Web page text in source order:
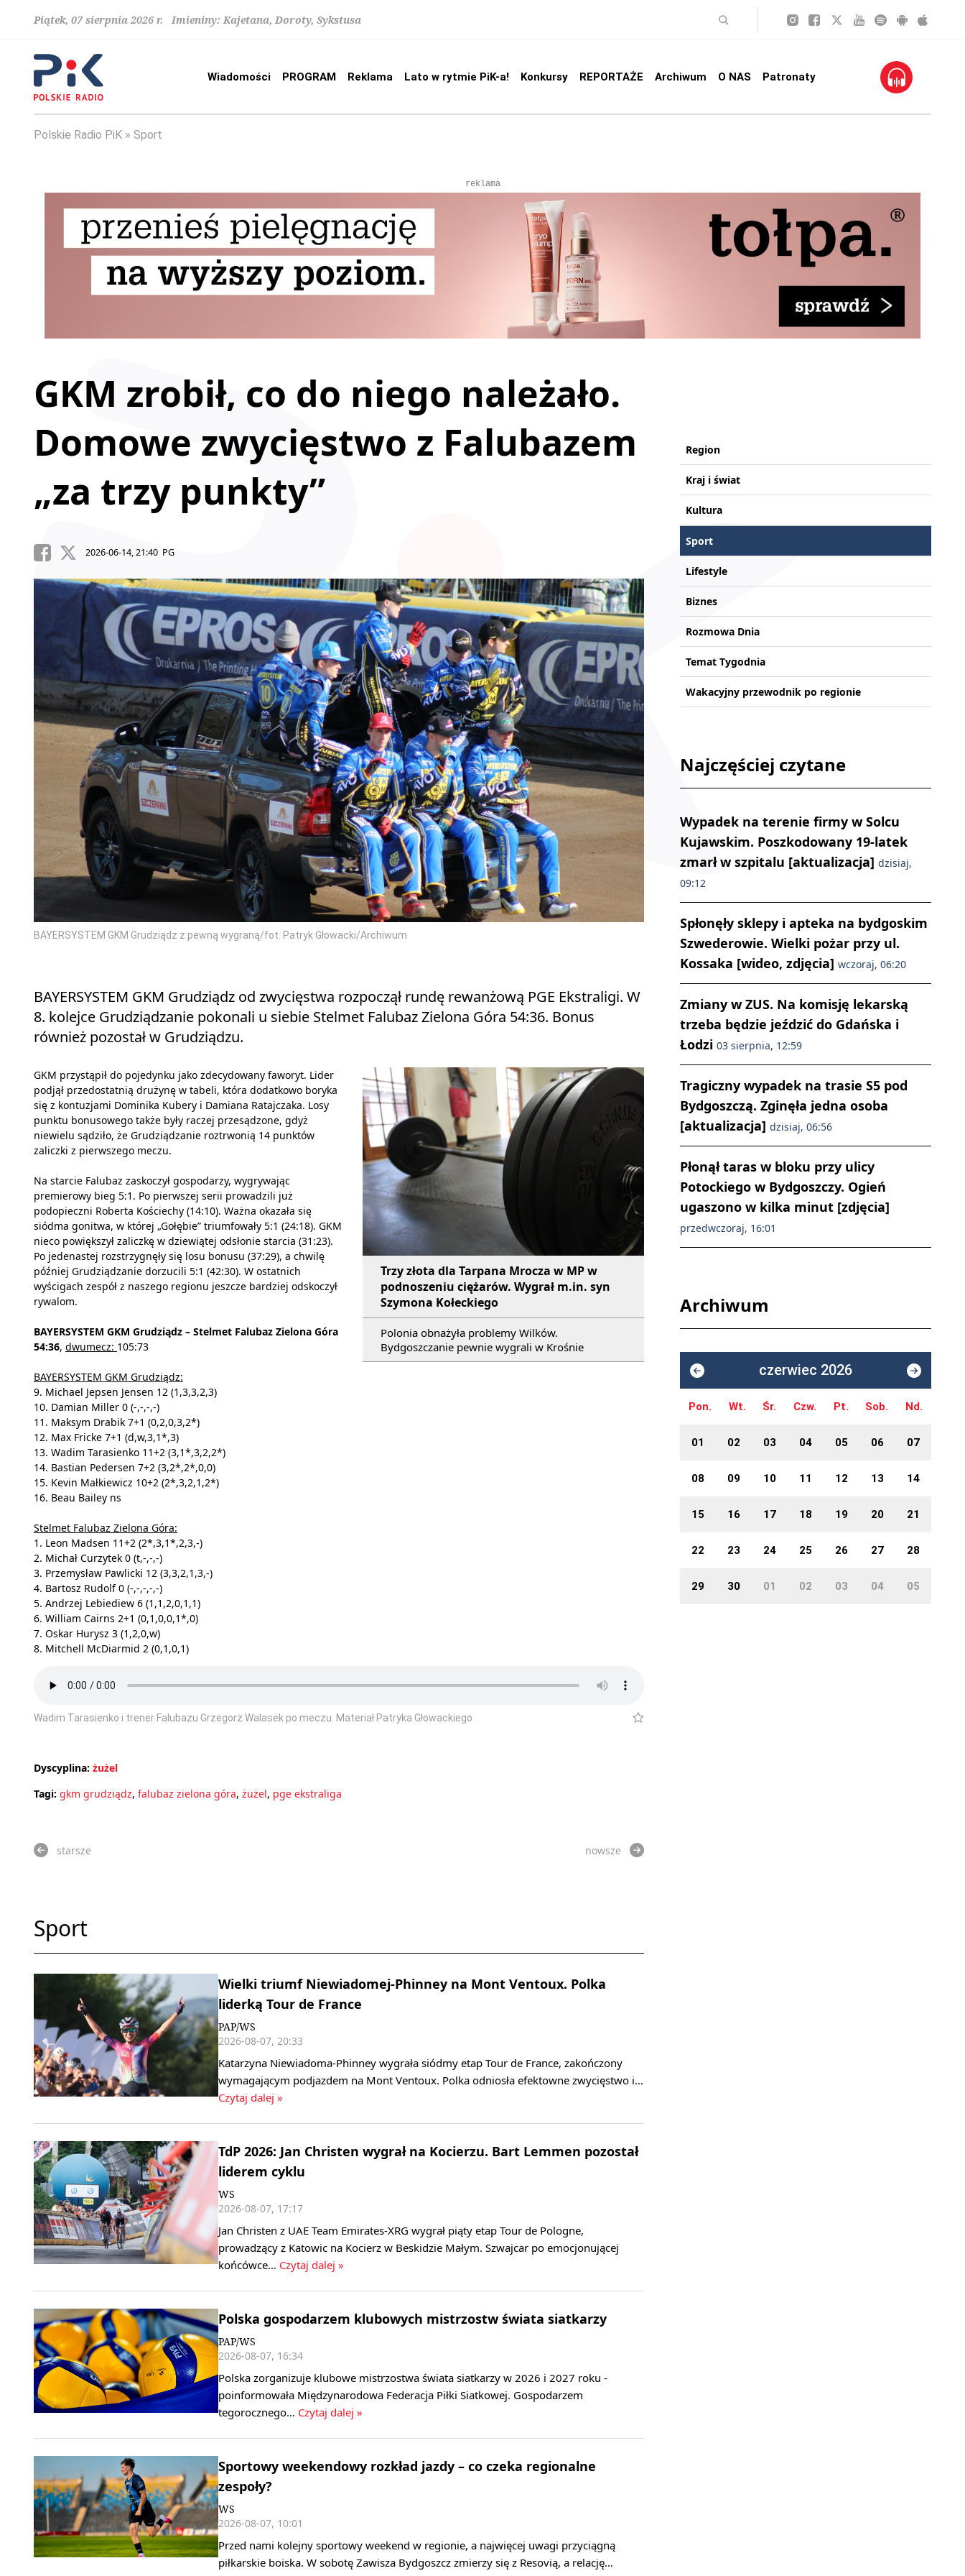
Piątek, 07 sierpnia 2026 r. Imieniny: Kajetana, Doroty, Sykstusa
Wiadomości PROGRAM Reklama Lato w rytmie PiK-a! Konkursy REPORTAŻE Archiwum O NAS Patronaty
Polskie Radio PiK Sport
reklama
GKM zrobił, co do niego należało.
Domowe zwycięstwo z Falubazem
„za trzy punkty”
2026-06-14, 21:40 PG
BAYERSYSTEM GKM Grudziądz z pewną wygraną/fot. Patryk Głowacki/Archiwum
BAYERSYSTEM GKM Grudziądz od zwycięstwa rozpoczął rundę rewanżową PGE Ekstraligi. W
8. kolejce Grudziądzanie pokonali u siebie Stelmet Falubaz Zielona Góra 54:36. Bonus
również pozostał w Grudziądzu.
Trzy złota dla Tarpana Mrocza w MP w
podnoszeniu ciężarów. Wygrał m.in. syn
Szymona Kołeckiego
Polonia obnażyła problemy Wilków.
Bydgoszczanie pewnie wygrali w Krośnie
GKM przystąpił do pojedynku jako zdecydowany faworyt. Lider
podjął przedostatnią drużynę w tabeli, która dodatkowo boryka
się z kontuzjami Dominika Kubery i Damiana Ratajczaka. Losy
punktu bonusowego także były raczej przesądzone, gdyż
niewielu sądziło, że Grudziądzanie roztrwonią 14 punktów
zaliczki z pierwszego meczu.
Na starcie Falubaz zaskoczył gospodarzy, wygrywając
premierowy bieg 5:1. Po pierwszej serii prowadzili już
podopieczni Roberta Kościechy (14:10). Ważna okazała się
siódma gonitwa, w której „Gołębie” triumfowały 5:1 (24:18). GKM
nieco powiększył zaliczkę w dziewiątej odsłonie starcia (31:23).
Po jedenastej rozstrzygnęły się losu bonusu (37:29), a chwilę
później Grudziądzanie dorzucili 5:1 (42:30). W ostatnich
wyścigach zespół z naszego regionu jeszcze bardziej odskoczył
rywalom.
BAYERSYSTEM GKM Grudziądz – Stelmet Falubaz Zielona Góra
54:36, dwumecz: 105:73
BAYERSYSTEM GKM Grudziądz:
9. Michael Jepsen Jensen 12 (1,3,3,2,3)
10. Damian Miller 0 (-,-,-,-)
11. Maksym Drabik 7+1 (0,2,0,3,2*)
12. Max Fricke 7+1 (d,w,3,1*,3)
13. Wadim Tarasienko 11+2 (3,1*,3,2,2*)
14. Bastian Pedersen 7+2 (3,2*,2*,0,0)
15. Kevin Małkiewicz 10+2 (2*,3,2,1,2*)
16. Beau Bailey ns
Stelmet Falubaz Zielona Góra:
1. Leon Madsen 11+2 (2*,3,1*,2,3,-)
2. Michał Curzytek 0 (t,-,-,-)
3. Przemysław Pawlicki 12 (3,3,2,1,3,-)
4. Bartosz Rudolf 0 (-,-,-,-,-)
5. Andrzej Lebiediew 6 (1,1,2,0,1,1)
6. William Cairns 2+1 (0,1,0,0,1*,0)
7. Oskar Hurysz 3 (1,2,0,w)
8. Mitchell McDiarmid 2 (0,1,0,1)
Wadim Tarasienko i trener Falubazu Grzegorz Walasek po meczu. Materiał Patryka Głowackiego
Dyscyplina: żużel
Tagi: gkm grudziądz, falubaz zielona góra, żużel, pge ekstraliga
starsze nowsze
Sport
Wielki triumf Niewiadomej-Phinney na Mont Ventoux. Polka
liderką Tour de France
PAP/WS
2026-08-07, 20:33
Katarzyna Niewiadoma-Phinney wygrała siódmy etap Tour de France, zakończony
wymagającym podjazdem na Mont Ventoux. Polka odniosła efektowne zwycięstwo i…
Czytaj dalej »
TdP 2026: Jan Christen wygrał na Kocierzu. Bart Lemmen pozostał
liderem cyklu
WS
2026-08-07, 17:17
Jan Christen z UAE Team Emirates-XRG wygrał piąty etap Tour de Pologne,
prowadzący z Katowic na Kocierz w Beskidzie Małym. Szwajcar po emocjonującej
końcówce… Czytaj dalej »
Polska gospodarzem klubowych mistrzostw świata siatkarzy
PAP/WS
2026-08-07, 16:34
Polska zorganizuje klubowe mistrzostwa świata siatkarzy w 2026 i 2027 roku -
poinformowała Międzynarodowa Federacja Piłki Siatkowej. Gospodarzem
tegorocznego… Czytaj dalej »
Sportowy weekendowy rozkład jazdy – co czeka regionalne
zespoły?
WS
2026-08-07, 10:01
Przed nami kolejny sportowy weekend w regionie, a najwięcej uwagi przyciągną
piłkarskie boiska. W sobotę Zawisza Bydgoszcz zmierzy się z Resovią, a relację…
Region
Kraj i świat
Kultura
Sport
Lifestyle
Biznes
Rozmowa Dnia
Temat Tygodnia
Wakacyjny przewodnik po regionie
Najczęściej czytane
Wypadek na terenie firmy w Solcu
Kujawskim. Poszkodowany 19-latek
zmarł w szpitalu [aktualizacja] dzisiaj,
09:12
Spłonęły sklepy i apteka na bydgoskim
Szwederowie. Wielki pożar przy ul.
Kossaka [wideo, zdjęcia] wczoraj, 06:20
Zmiany w ZUS. Na komisję lekarską
trzeba będzie jeździć do Gdańska i
Łodzi 03 sierpnia, 12:59
Tragiczny wypadek na trasie S5 pod
Bydgoszczą. Zginęła jedna osoba
[aktualizacja] dzisiaj, 06:56
Płonął taras w bloku przy ulicy
Potockiego w Bydgoszczy. Ogień
ugaszono w kilka minut [zdjęcia]
przedwczoraj, 16:01
Archiwum
czerwiec 2026
Pon. Wt. Śr. Czw. Pt. Sob. Nd.
01 02 03 04 05 06 07
08 09 10 11 12 13 14
15 16 17 18 19 20 21
22 23 24 25 26 27 28
29 30 01 02 03 04 05